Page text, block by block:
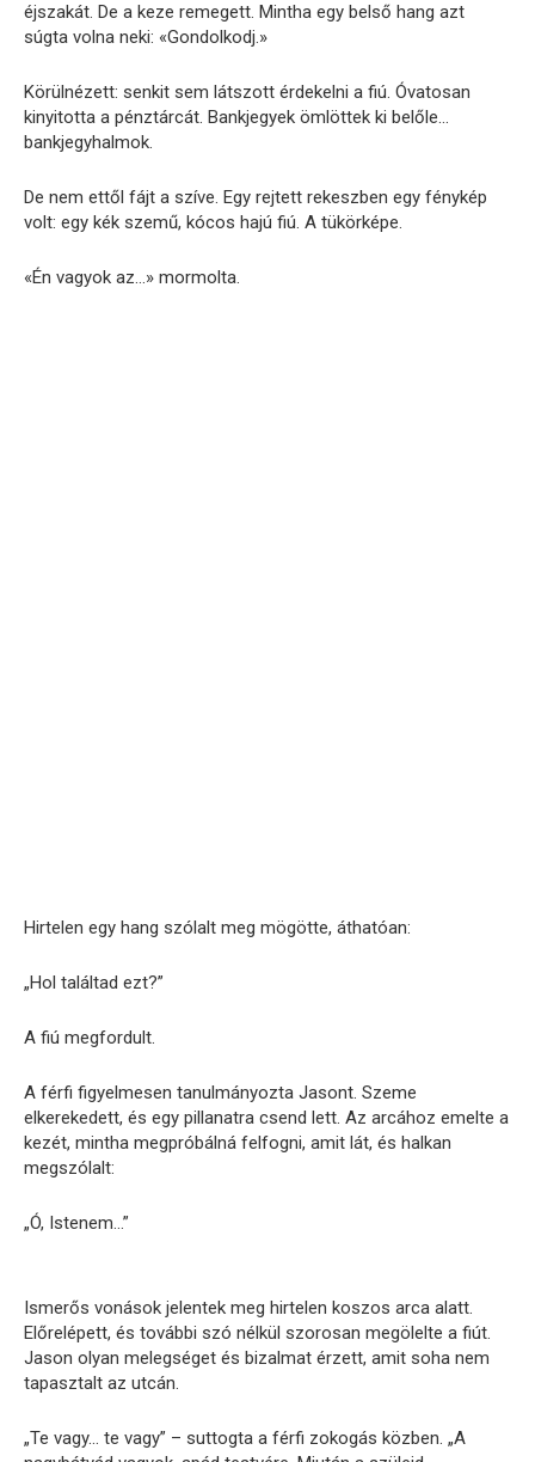
éjszakát. De a keze remegett. Mintha egy belső hang azt
súgta volna neki: «Gondolkodj.»
Körülnézett: senkit sem látszott érdekelni a fiú. Óvatosan
kinyitotta a pénztárcát. Bankjegyek ömlöttek ki belőle…
bankjegyhalmok.
De nem ettől fájt a szíve. Egy rejtett rekeszben egy fénykép
volt: egy kék szemű, kócos hajú fiú. A tükörképe.
«Én vagyok az…» mormolta.
Hirtelen egy hang szólalt meg mögötte, áthatóan:
„Hol találtad ezt?”
A fiú megfordult.
A férfi figyelmesen tanulmányozta Jasont. Szeme
elkerekedett, és egy pillanatra csend lett. Az arcához emelte a
kezét, mintha megpróbálná felfogni, amit lát, és halkan
megszólalt:
„Ó, Istenem…”
Ismerős vonások jelentek meg hirtelen koszos arca alatt.
Előrelépett, és további szó nélkül szorosan megölelte a fiút.
Jason olyan melegséget és bizalmat érzett, amit soha nem
tapasztalt az utcán.
„Te vagy… te vagy” – suttogta a férfi zokogás közben. „A